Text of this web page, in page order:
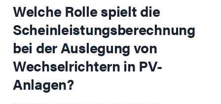
Welche Rolle spielt die
Scheinleistungsberechnung
bei der Auslegung von
Wechselrichtern in PV-
Anlagen?